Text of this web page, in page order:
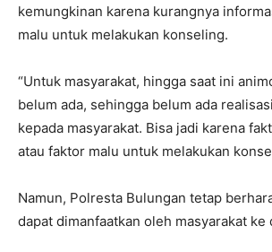
kemungkinan karena kurangnya
malu untuk melakukan konseling.
“Untuk masyarakat, hingga saat ini
belum ada, sehingga belum ada
kepada masyarakat. Bisa jadi karena
atau faktor malu untuk melakukan
Namun, Polresta Bulungan tetap
dapat dimanfaatkan oleh masyarakat ke